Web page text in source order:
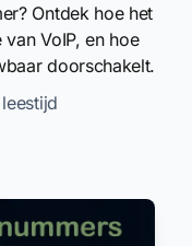
Ontdek hoe het
VoIP, en hoe
doorschakelt.